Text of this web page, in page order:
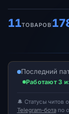
11ТОВАРОВ
Последний
Работают 3
🔔 Статусы читов
Telegram-ботапо